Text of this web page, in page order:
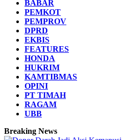
BABAR
PEMKOT
PEMPROV
DPRD
EKBIS
FEATURES
HONDA
HUKRIM
KAMTIBMAS
OPINI
PT TIMAH
RAGAM
UBB
Breaking News